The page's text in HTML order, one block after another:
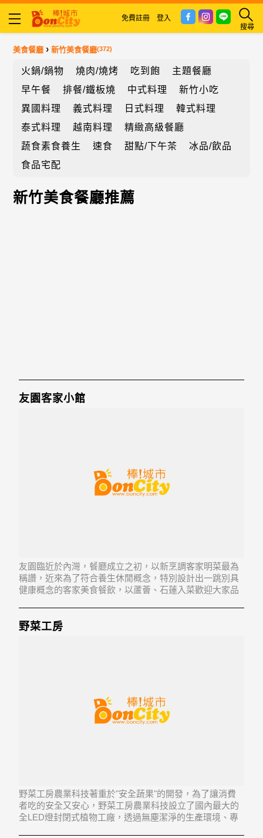
搜尋
免費註冊 登入
美食餐廳 ›新竹美食餐廳(372)
火鍋/鍋物 燒肉/燒烤 吃到飽
主題餐廳
早午餐
排餐/鐵板燒 中式料理
新竹小吃
異國料理
義式料理 日式料理
韓式料理
泰式料理
越南料理
精緻高級餐廳
蔬食素食養生
速食 甜點/下午茶
冰品/飲品
食品宅配
新竹美食餐廳推薦
友園客家小館
友園臨近於內灣，餐廳成立之初，以新烹調客家明菜最為
稱讚，近來為了符合養生休閒概念，特別設計出一跳別具
健康概念的客家美食餐飲，以蘆薈、石蓮入菜歡迎大家品
野菜工房
野菜工房農業科技著重於"安全蔬果"的開發，為了讓消費
者吃的安全又安心，野菜工房農業科技設立了國內最大的
全LED燈封閉式植物工廠，透過無塵潔淨的生產環境、專